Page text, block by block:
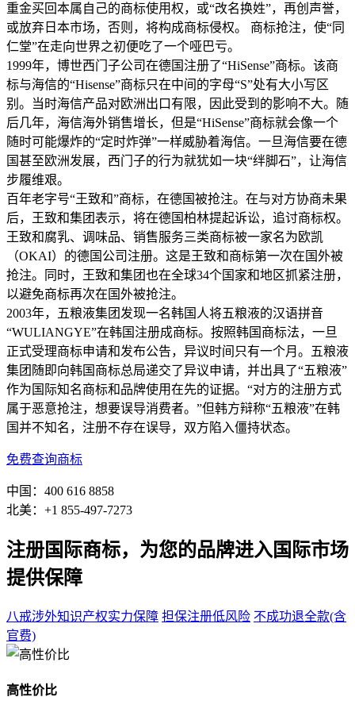
重金买回本属自己的商标使用权，或“改名换姓”，再创声誉，
或放弃日本市场，否则，将构成商标侵权。 商标抢注，使“同
仁堂”在走向世界之初便吃了一个哑巴亏。
1999年，博世西门子公司在德国注册了“HiSense”商标。该商
标与海信的“Hisense”商标只在中间的字母“S”处有大小写区
别。当时海信产品对欧洲出口有限，因此受到的影响不大。随
后几年，海信海外销售增长，但是“HiSense”商标就会像一个
随时可能爆炸的“定时炸弹”一样威胁着海信。一旦海信要在德
国甚至欧洲发展，西门子的行为就犹如一块“绊脚石”，让海信
步履维艰。
百年老字号“王致和”商标，在德国被抢注。在与对方协商未果
后，王致和集团表示，将在德国柏林提起诉讼，追讨商标权。
王致和腐乳、调味品、销售服务三类商标被一家名为欧凯
（OKAI）的德国公司注册。这是王致和商标第一次在国外被
抢注。同时，王致和集团也在全球34个国家和地区抓紧注册，
以避免商标再次在国外被抢注。
2003年，五粮液集团发现一名韩国人将五粮液的汉语拼音
“WULIANGYE”在韩国注册成商标。按照韩国商标法，一旦
正式受理商标申请和发布公告，异议时间只有一个月。五粮液
集团随即向韩国商标总局递交了异议申请，并出具了“五粮液”
作为国际知名商标和品牌使用在先的证据。“对方的注册方式
属于恶意抢注，想要误导消费者。”但韩方辩称“五粮液”在韩
国并不知名，注册不存在误导，双方陷入僵持状态。
免费查询商标
中国：400 616 8858
北美：+1 855-497-7273
注册国际商标，为您的品牌进入国际市场
提供保障
八戒涉外知识产权实力保障 担保注册低风险 不成功退全款(含
官费)
高性价比